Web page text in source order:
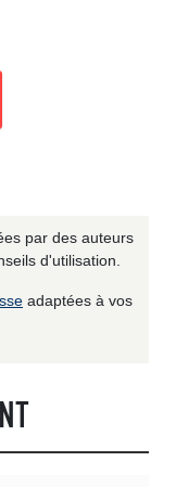
par des auteurs
d'utilisation.
adaptées à vos